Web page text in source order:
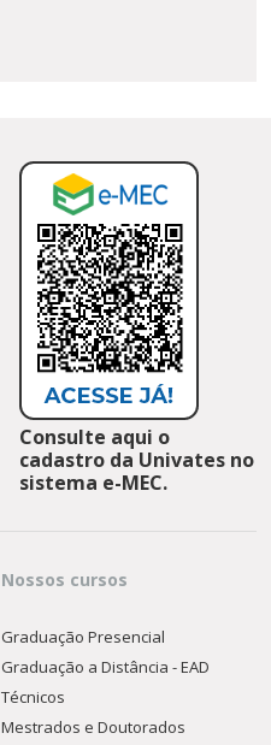
Consulte aqui o
cadastro da Univates no
sistema e-MEC.
Nossos cursos
Graduação Presencial
Graduação a Distância - EAD
Técnicos
Mestrados e Doutorados